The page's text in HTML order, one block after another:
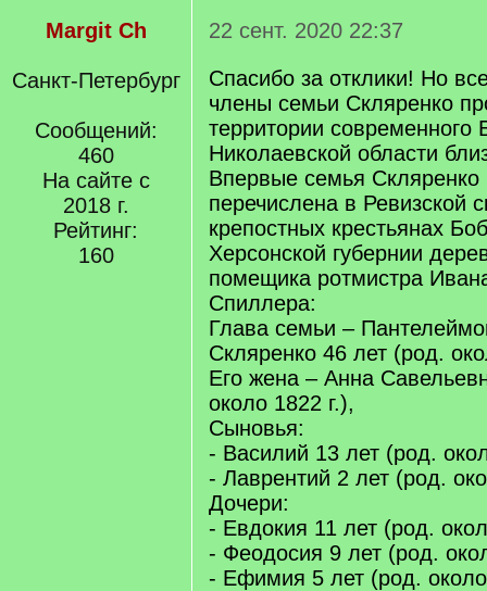
Margit Ch
Санкт-Петербург
Сообщений:
460
На сайте с
2018 г.
Рейтинг:
160
22 сент. 2020 22:37
Спасибо за отклики! Но
члены семьи Скляренко
территории современного
Николаевской области
Впервые семья Скляренко
перечислена в Ревизской
крепостных крестьянах
Херсонской губернии
помещика ротмистра
Спиллера:
Глава семьи –
Скляренко 46 лет (род.
Его жена – Анна
около 1822 г.),
Сыновья:
- Василий 13 лет (род.
- Лаврентий 2 лет (род.
Дочери:
- Евдокия 11 лет (род.
- Феодосия 9 лет (род.
- Ефимия 5 лет (род. около